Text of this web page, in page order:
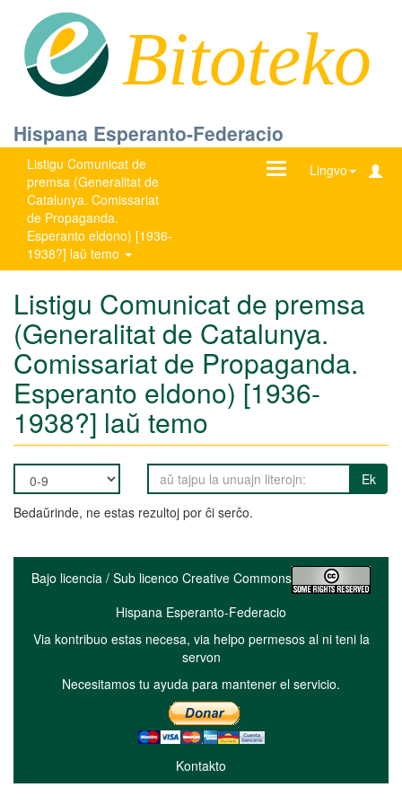
Bitoteko
Hispana Esperanto-Federacio
Listigu Comunicat de
premsa (Generalitat de
Catalunya. Comissariat
de Propaganda.
Esperanto eldono) [1936-
1938?] laŭ temo
Lingvo
Ŝanĝu
Listigu Comunicat de premsa
(Generalitat de Catalunya.
Comissariat de Propaganda.
Esperanto eldono) [1936-
1938?] laŭ temo
Ek
Bedaŭrinde, ne estas rezultoj por ĉi serĉo.
Bajo licencia / Sub licenco Creative Commons
Hispana Esperanto-Federacio
Via kontribuo estas necesa, via helpo permesos al ni teni la
servon
Necesitamos tu ayuda para mantener el servicio.
Kontakto